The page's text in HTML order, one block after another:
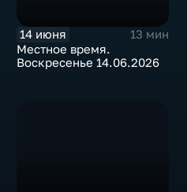
14 июня
13 мин
Местное время.
Воскресенье 14.06.2026